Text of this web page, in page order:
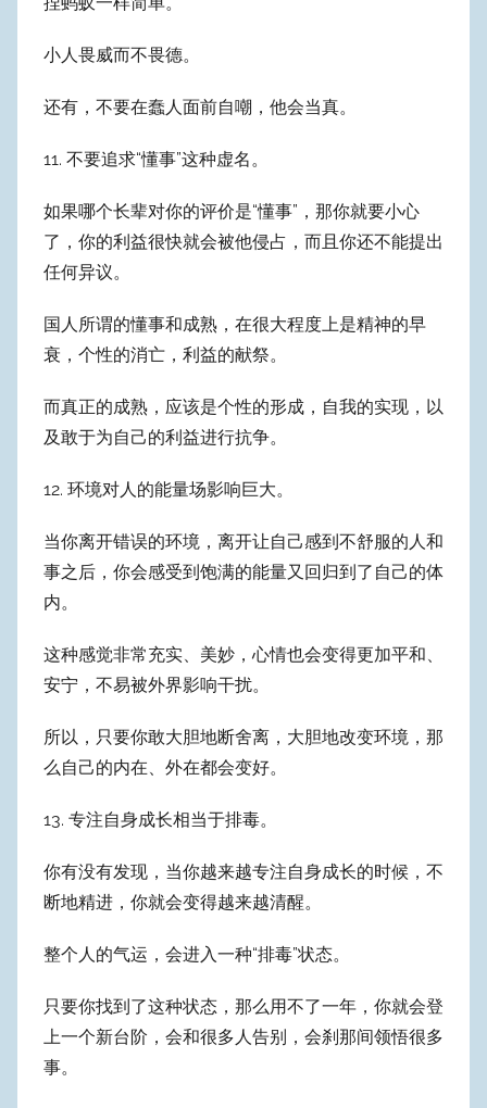
小人畏威而不畏德。
还有，不要在蠢人面前自嘲，他会当真。
11. 不要追求“懂事”这种虚名。
如果哪个长辈对你的评价是“懂事”，那你就要小心
了，你的利益很快就会被他侵占，而且你还不能提出
任何异议。
国人所谓的懂事和成熟，在很大程度上是精神的早
衰，个性的消亡，利益的献祭。
而真正的成熟，应该是个性的形成，自我的实现，以
及敢于为自己的利益进行抗争。
12. 环境对人的能量场影响巨大。
当你离开错误的环境，离开让自己感到不舒服的人和
事之后，你会感受到饱满的能量又回归到了自己的体
内。
这种感觉非常充实、美妙，心情也会变得更加平和、
安宁，不易被外界影响干扰。
所以，只要你敢大胆地断舍离，大胆地改变环境，那
么自己的内在、外在都会变好。
13. 专注自身成长相当于排毒。
你有没有发现，当你越来越专注自身成长的时候，不
断地精进，你就会变得越来越清醒。
整个人的气运，会进入一种“排毒”状态。
只要你找到了这种状态，那么用不了一年，你就会登
上一个新台阶，会和很多人告别，会刹那间领悟很多
事。